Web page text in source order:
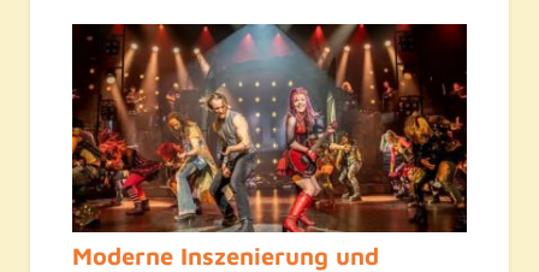
Moderne Inszenierung und